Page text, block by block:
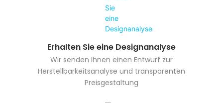
Erhalten Sie eine Designanalyse
Wir senden Ihnen einen Entwurf zur
Herstellbarkeitsanalyse und transparenten
Preisgestaltung